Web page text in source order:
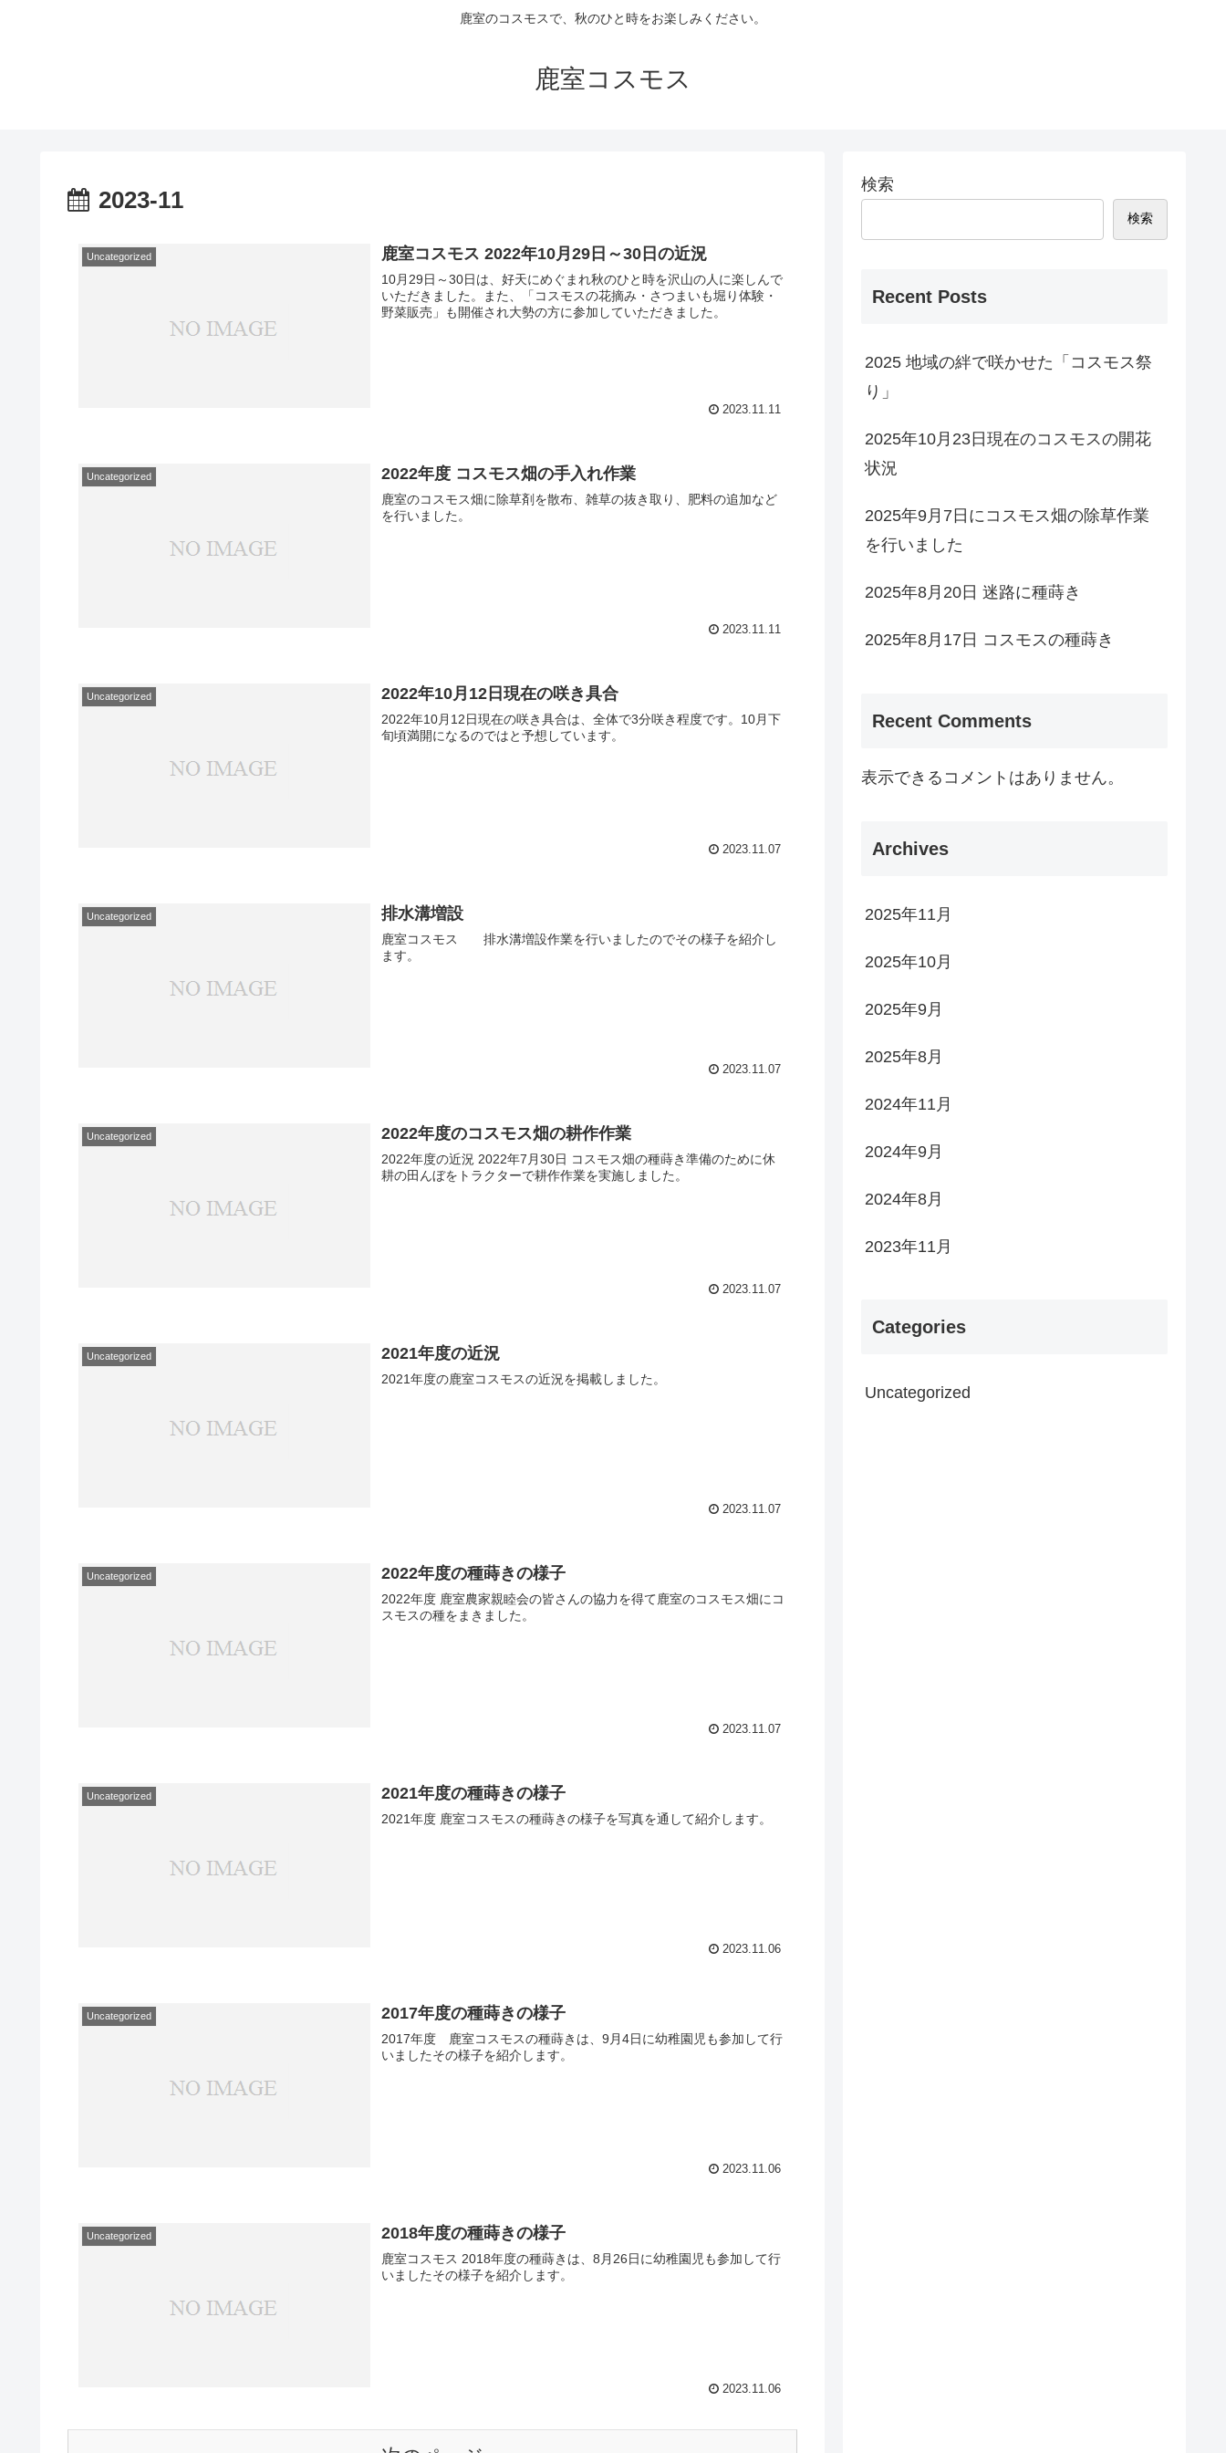
鹿室のコスモスで、秋のひと時をお楽しみください。
鹿室コスモス
2023-11
Uncategorized 鹿室コスモス 2022年10月29日～30日の近況
10月29日～30日は、好天にめぐまれ秋のひと時を沢山の人に楽しんで
いただきました。また、「コスモスの花摘み・さつまいも堀り体験・
野菜販売」も開催され大勢の方に参加していただきました。
2023.11.11
Uncategorized 2022年度 コスモス畑の手入れ作業
鹿室のコスモス畑に除草剤を散布、雑草の抜き取り、肥料の追加など
を行いました。
2023.11.11
Uncategorized 2022年10月12日現在の咲き具合
2022年10月12日現在の咲き具合は、全体で3分咲き程度です。10月下
旬頃満開になるのではと予想しています。
2023.11.07
Uncategorized 排水溝増設
鹿室コスモス 排水溝増設作業を行いましたのでその様子を紹介し
ます。
2023.11.07
Uncategorized 2022年度のコスモス畑の耕作作業
2022年度の近況 2022年7月30日 コスモス畑の種蒔き準備のために休
耕の田んぼをトラクターで耕作作業を実施しました。
2023.11.07
Uncategorized 2021年度の近況
2021年度の鹿室コスモスの近況を掲載しました。
2023.11.07
Uncategorized 2022年度の種蒔きの様子
2022年度 鹿室農家親睦会の皆さんの協力を得て鹿室のコスモス畑にコ
スモスの種をまきました。
2023.11.07
Uncategorized 2021年度の種蒔きの様子
2021年度 鹿室コスモスの種蒔きの様子を写真を通して紹介します。
2023.11.06
Uncategorized 2017年度の種蒔きの様子
2017年度 鹿室コスモスの種蒔きは、9月4日に幼稚園児も参加して行
いましたその様子を紹介します。
2023.11.06
Uncategorized 2018年度の種蒔きの様子
鹿室コスモス 2018年度の種蒔きは、8月26日に幼稚園児も参加して行
いましたその様子を紹介します。
2023.11.06
検索
検索
Recent Posts
2025 地域の絆で咲かせた「コスモス祭
り」
2025年10月23日現在のコスモスの開花
状況
2025年9月7日にコスモス畑の除草作業
を行いました
2025年8月20日 迷路に種蒔き
2025年8月17日 コスモスの種蒔き
Recent Comments
表示できるコメントはありません。
Archives
2025年11月
2025年10月
2025年9月
2025年8月
2024年11月
2024年9月
2024年8月
2023年11月
Categories
Uncategorized